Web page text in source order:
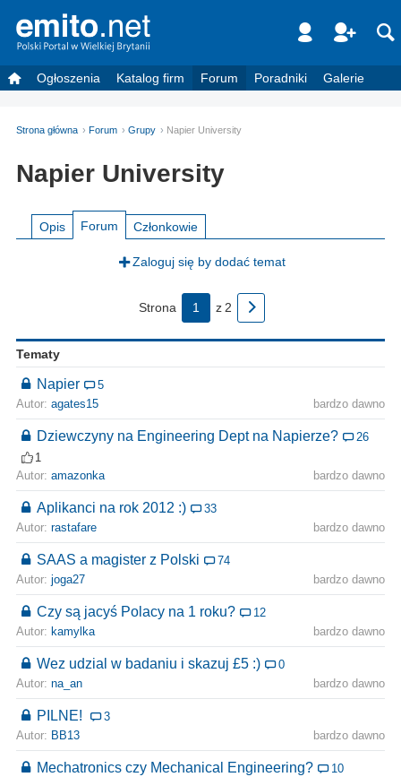
Ogłoszenia Katalog firm Forum Poradniki Galerie
Strona główna Forum Grupy Napier University
Napier University
Opis Forum Członkowie
Zaloguj się by dodać temat
Strona 1 z 2
Tematy
Napier
5
Autor: agates15 bardzo dawno
Dziewczyny na Engineering Dept na Napierze?
26
1
Autor: amazonka bardzo dawno
Aplikanci na rok 2012 :)
33
Autor: rastafare bardzo dawno
SAAS a magister z Polski
74
Autor: joga27 bardzo dawno
Czy są jacyś Polacy na 1 roku?
12
Autor: kamylka bardzo dawno
Wez udzial w badaniu i skazuj £5 :)
0
Autor: na_an bardzo dawno
PILNE!
3
Autor: BB13 bardzo dawno
Mechatronics czy Mechanical Engineering?
10